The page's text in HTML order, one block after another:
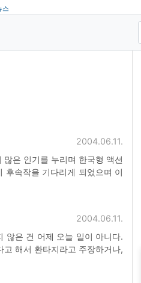
스
2004.06.11.
은 인기를 누리며 한국형 액션
후속작을 기다리게 되었으며 이
자신의 숙적(?)인 디아블
2004.06.11.
않은 건 어제 오늘 일이 아니다.
해서 환타지라고 주장하거나,
자는 소리와 별반 다를